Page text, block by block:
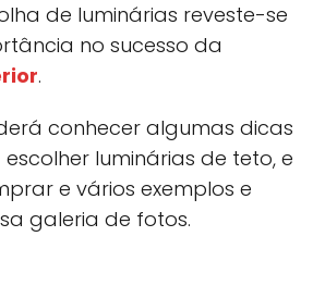
de luminárias reveste-se
no sucesso da
.
conhecer algumas dicas
luminárias de teto, e
e vários exemplos e
galeria de fotos.